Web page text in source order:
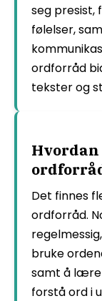
seg presist,
følelser,
ordforråd
tekster og
Det finnes
ordforråd.
bruke
samt å lære
forstå ord i